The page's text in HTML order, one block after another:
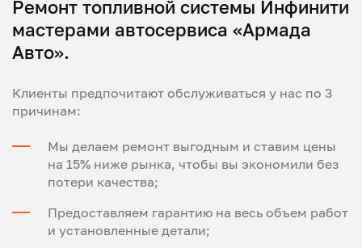
Ремонт топливной системы Инфинити
мастерами автосервиса «Армада
Авто».
Клиенты предпочитают обслуживаться у нас по 3
причинам:
Мы делаем ремонт выгодным и ставим цены
на 15% ниже рынка, чтобы вы экономили без
потери качества;
Предоставляем гарантию на весь объем работ
и установленные детали;